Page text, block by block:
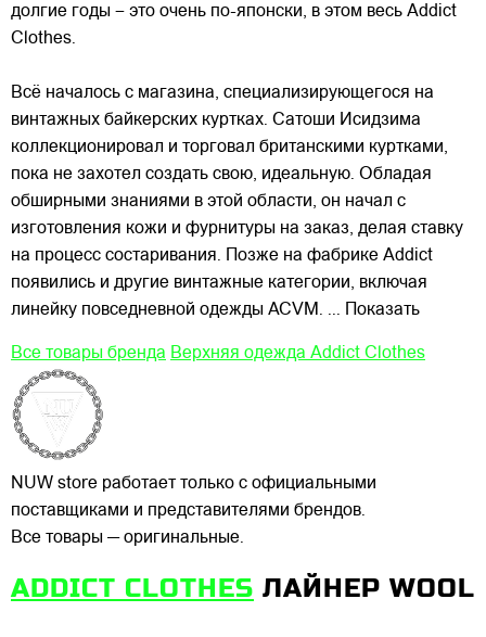
долгие годы – это очень по-японски, в этом весь Addict
Clothes.
Всё началось с магазина, специализирующегося на
винтажных байкерских куртках. Сатоши Исидзима
коллекционировал и торговал британскими куртками,
пока не захотел создать свою, идеальную. Обладая
обширными знаниями в этой области, он начал с
изготовления кожи и фурнитуры на заказ, делая ставку
на процесс состаривания. Позже на фабрике Addict
появились и другие винтажные категории, включая
линейку повседневной одежды ACVM. ... Показать
Все товары бренда Верхняя одежда Addict Clothes
NUW store работает только с официальными
поставщиками и представителями брендов.
Все товары — оригинальные.
ADDICT CLOTHES ЛАЙНЕР WOOL